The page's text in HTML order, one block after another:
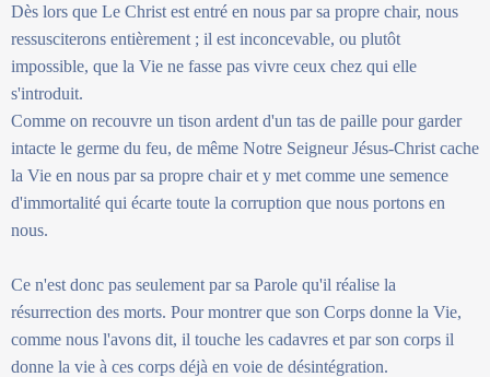
Dès lors que Le Christ est entré en nous par sa propre chair, nous
ressusciterons entièrement ; il est inconcevable, ou plutôt
impossible, que la Vie ne fasse pas vivre ceux chez qui elle
s'introduit.
Comme on recouvre un tison ardent d'un tas de paille pour garder
intacte le germe du feu, de même Notre Seigneur Jésus-Christ cache
la Vie en nous par sa propre chair et y met comme une semence
d'immortalité qui écarte toute la corruption que nous portons en
nous.
Ce n'est donc pas seulement par sa Parole qu'il réalise la
résurrection des morts. Pour montrer que son Corps donne la Vie,
comme nous l'avons dit, il touche les cadavres et par son corps il
donne la vie à ces corps déjà en voie de désintégration.